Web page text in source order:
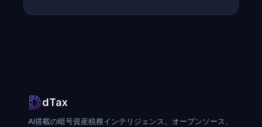
dTax
AI搭載の暗号資産税務インテリジェンス。オープンソース、